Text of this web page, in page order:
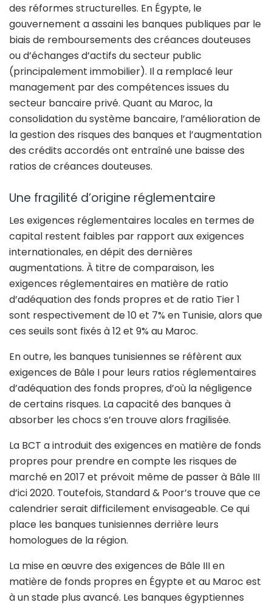
des réformes structurelles. En Égypte, le
gouvernement a assaini les banques publiques par le
biais de remboursements des créances douteuses
ou d’échanges d’actifs du secteur public
(principalement immobilier). Il a remplacé leur
management par des compétences issues du
secteur bancaire privé. Quant au Maroc, la
consolidation du système bancaire, l’amélioration de
la gestion des risques des banques et l’augmentation
des crédits accordés ont entraîné une baisse des
ratios de créances douteuses.
Une fragilité d’origine réglementaire
Les exigences réglementaires locales en termes de
capital restent faibles par rapport aux exigences
internationales, en dépit des dernières
augmentations. À titre de comparaison, les
exigences réglementaires en matière de ratio
d’adéquation des fonds propres et de ratio Tier 1
sont respectivement de 10 et 7% en Tunisie, alors que
ces seuils sont fixés à 12 et 9% au Maroc.
En outre, les banques tunisiennes se réfèrent aux
exigences de Bâle I pour leurs ratios réglementaires
d’adéquation des fonds propres, d’où la négligence
de certains risques. La capacité des banques à
absorber les chocs s’en trouve alors fragilisée.
La BCT a introduit des exigences en matière de fonds
propres pour prendre en compte les risques de
marché en 2017 et prévoit même de passer à Bâle III
d’ici 2020. Toutefois, Standard & Poor’s trouve que ce
calendrier serait difficilement envisageable. Ce qui
place les banques tunisiennes derrière leurs
homologues de la région.
La mise en œuvre des exigences de Bâle III en
matière de fonds propres en Égypte et au Maroc est
à un stade plus avancé. Les banques égyptiennes